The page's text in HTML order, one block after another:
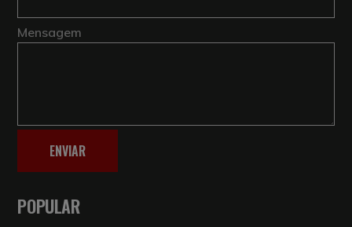
Mensagem
ENVIAR
POPULAR